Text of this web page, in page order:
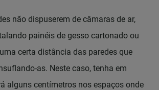
não dispuserem de câmaras de ar,
painéis de gesso cartonado ou
certa distância das paredes que
as. Neste caso, tenha em
alguns centímetros nos espaços onde